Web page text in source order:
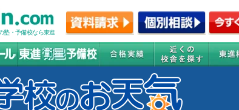
塾・予備校なら東進